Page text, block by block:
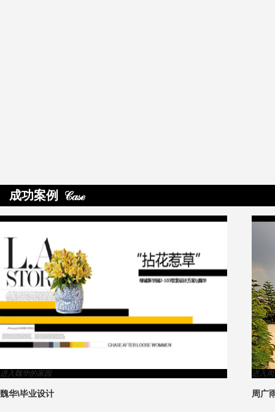
成功案例
进入魏华的家园
魏华\毕业设计
进入
周广